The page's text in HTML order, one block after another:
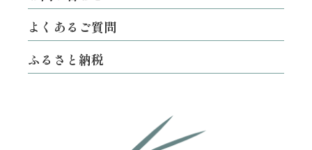
よくあるご質問
ふるさと納税